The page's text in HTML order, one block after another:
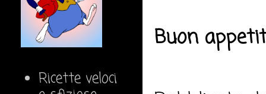
Buon
Ricette veloci